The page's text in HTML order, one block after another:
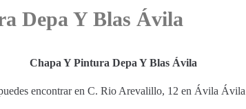
Depa Y Blas Ávila
Chapa Y Pintura Depa Y Blas Ávila
encontrar en C. Rio Arevalillo, 12 en Ávila